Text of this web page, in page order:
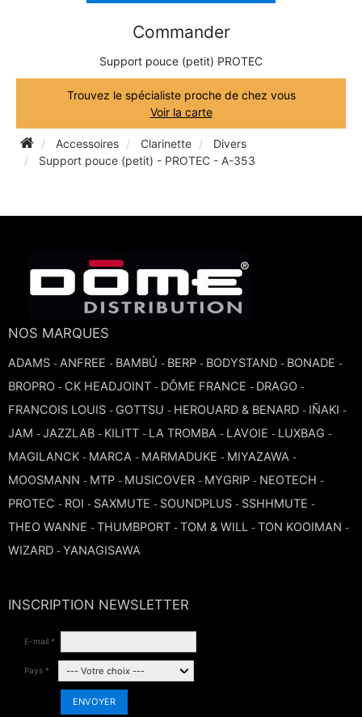
HAUTBOIS
MICROPHONE & ENREGISTREUR
SAXHORN EUPHONIUM
SAXOPHONE
TROMBONE
TROMPETTE CORNET BUGLE
TUBA
TROMPETTE CORNET BUGLE
Commander
Support pouce (petit) PROTEC
Trouvez le spécialiste proche de chez vous
Voir la carte
Accessoires Clarinette
Divers
Support pouce (petit) - PROTEC - A-353
NOS MARQUES
ADAMS - ANFREE - BAMBÚ - BERP - BODYSTAND - BONADE -
BROPRO - CK HEADJOINT - DÔME FRANCE - DRAGO -
FRANCOIS LOUIS - GOTTSU - HEROUARD & BENARD - IÑAKI -
JAM - JAZZLAB - KILITT - LA TROMBA - LAVOIE - LUXBAG -
MAGILANCK - MARCA - MARMADUKE - MIYAZAWA -
MOOSMANN - MTP - MUSICOVER - MYGRIP - NEOTECH -
PROTEC - ROI - SAXMUTE - SOUNDPLUS - SSHHMUTE -
THEO WANNE - THUMBPORT - TOM & WILL - TON KOOIMAN -
WIZARD - YANAGISAWA
INSCRIPTION NEWSLETTER
E-mail *
Pays *
ENVOYER